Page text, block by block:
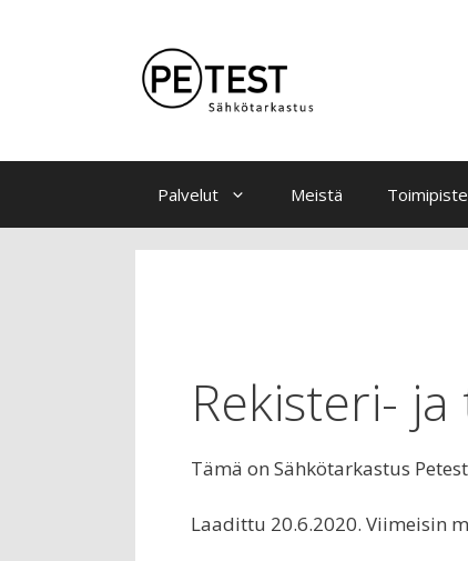
Palvelut Meistä
Rekisteri-
Tämä on Sähkötarkastus
Laadittu 20.6.2020. Viimeisin